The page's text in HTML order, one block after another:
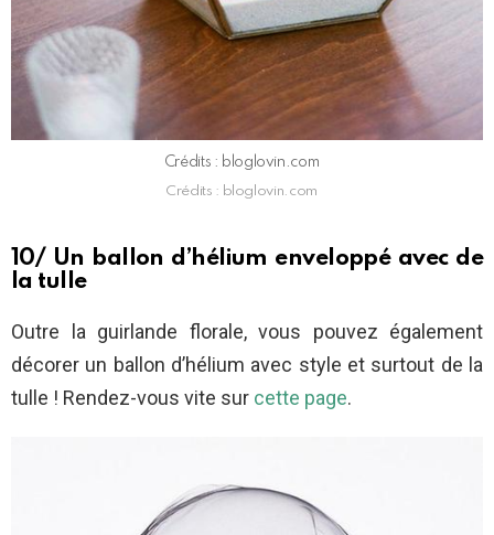
Crédits : bloglovin.com
Crédits : bloglovin.com
10/ Un ballon d’hélium enveloppé avec de
la tulle
Outre la guirlande florale, vous pouvez également
décorer un ballon d’hélium avec style et surtout de la
tulle ! Rendez-vous vite sur cette page.